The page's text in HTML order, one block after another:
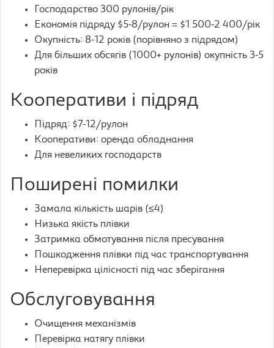
Господарство 300 рулонів/рік
Економія підряду $5-8/рулон = $1 500-2 400/рік
Окупність: 8-12 років (порівняно з підрядом)
Для більших обсягів (1000+ рулонів) окупність 3-5
років
Кооперативи і підряд
Підряд: $7-12/рулон
Кооперативи: оренда обладнання
Для невеликих господарств
Поширені помилки
Замала кількість шарів (≤4)
Низька якість плівки
Затримка обмотування після пресування
Пошкодження плівки під час транспортування
Неперевірка цілісності під час зберігання
Обслуговування
Очищення механізмів
Перевірка натягу плівки